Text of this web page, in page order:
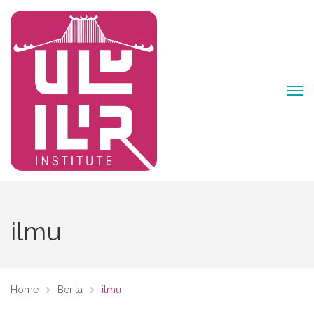
ilmu
Home Berita ilmu